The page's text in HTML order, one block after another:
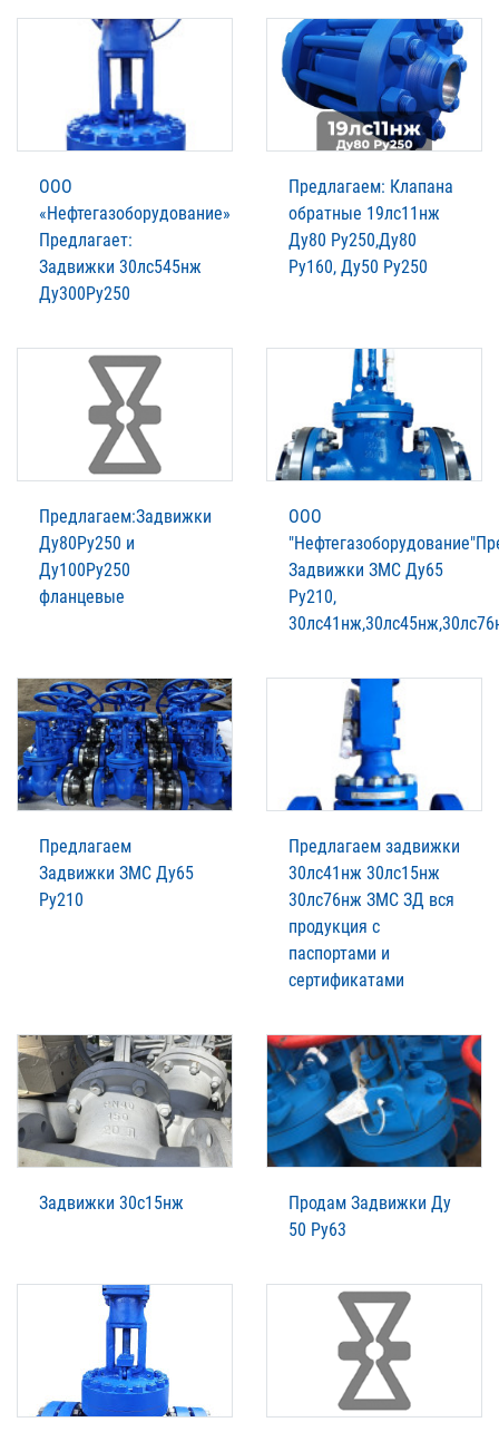
ООО
«Нефтегазоборудование»
Предлагает:
Задвижки 30лс545нж
Ду300Ру250
Предлагаем: Клапана
обратные 19лс11нж
Ду80 Ру250,Ду80
Ру160, Ду50 Ру250
Предлагаем:Задвижки
Ду80Ру250 и
Ду100Ру250
фланцевые
ООО
Задвижки ЗМС Ду65
Ру210,
Предлагаем
Задвижки ЗМС Ду65
Ру210
Предлагаем задвижки
30лс41нж 30лс15нж
30лс76нж ЗМС ЗД вся
продукция с
паспортами и
сертификатами
Задвижки 30с15нж
Продам Задвижки Ду
50 Ру63